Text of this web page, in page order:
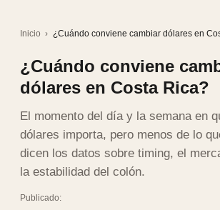
Inicio › ¿Cuándo conviene cambiar dólares en
¿Cuándo conviene
dólares en Costa Rica?
El momento del día y la semana en
dólares importa, pero menos de lo
dicen los datos sobre timing, el
la estabilidad del colón.
Publicado: